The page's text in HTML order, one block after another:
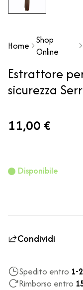
Home
Shop
Online
Estrattore
sicurezza
11,00 €
Disponibile
Condividi
Spedito entro 1-
Rimborso entro